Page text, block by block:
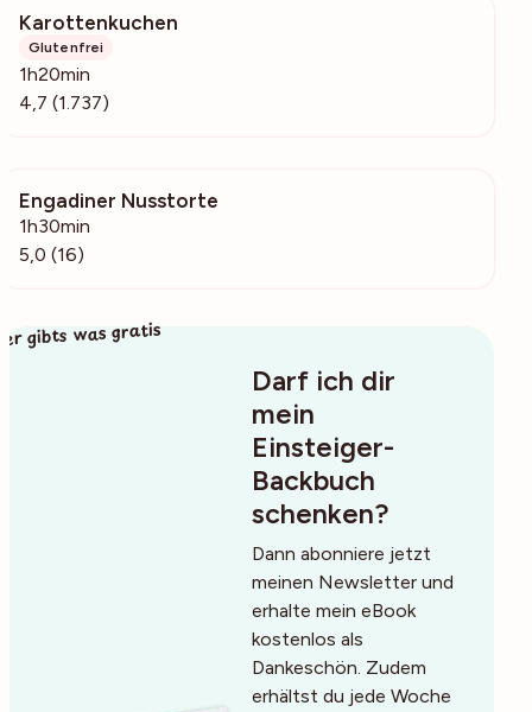
Karottenkuchen
Glutenfrei
1h20min
4,7 (1.737)
Engadiner Nusstorte
1h30min
5,0 (16)
Darf ich dir
mein
Einsteiger-
Backbuch
schenken?
Dann abonniere jetzt
meinen Newsletter und
erhalte mein eBook
kostenlos als
Dankeschön. Zudem
erhältst du jede Woche
gibts was gratis